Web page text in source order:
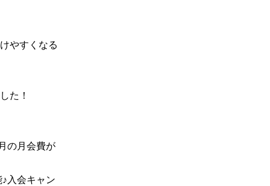
やすくなる
た！
の月会費が
入会キャン